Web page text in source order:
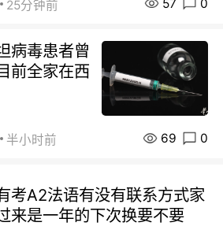
25分钟前 57 0
病毒患者曾
前全家在西
半小时前 69 0
考A2法语有没有联系方式家
来是一年的下次换要不要